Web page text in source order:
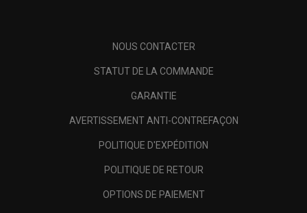
NOUS CONTACTER
STATUT DE LA COMMANDE
GARANTIE
AVERTISSEMENT ANTI-CONTREFAÇON
POLITIQUE D'EXPÉDITION
POLITIQUE DE RETOUR
OPTIONS DE PAIEMENT